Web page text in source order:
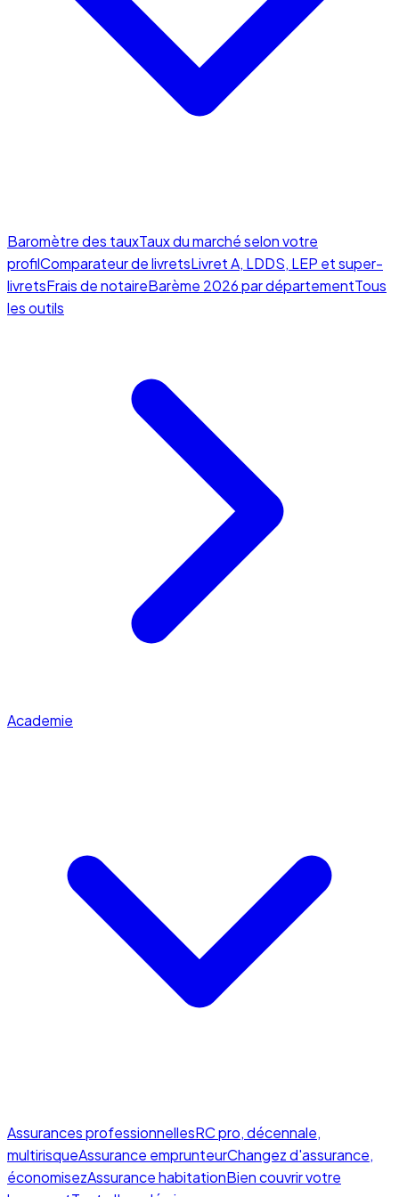
Baromètre des tauxTaux du marché selon votre
profilComparateur de livretsLivret A, LDDS, LEP et super-
livretsFrais de notaireBarème 2026 par départementTous
les outils
Academie
Assurances professionnellesRC pro, décennale,
multirisqueAssurance emprunteurChangez d'assurance,
économisezAssurance habitationBien couvrir votre